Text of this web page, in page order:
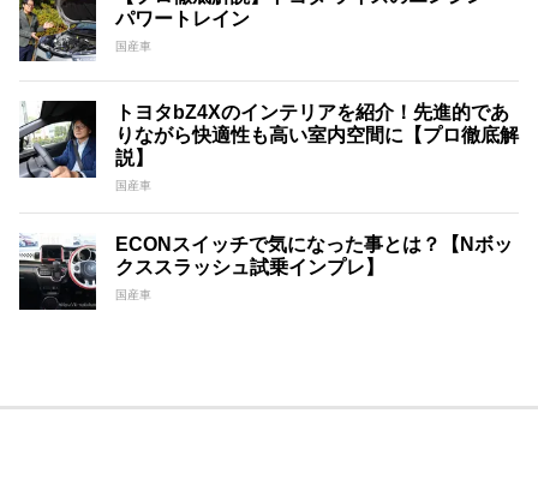
パワートレイン
国産車
トヨタbZ4Xのインテリアを紹介！先進的であ
りながら快適性も高い室内空間に【プロ徹底解
説】
国産車
ECONスイッチで気になった事とは？【Nボッ
クススラッシュ試乗インプレ】
国産車